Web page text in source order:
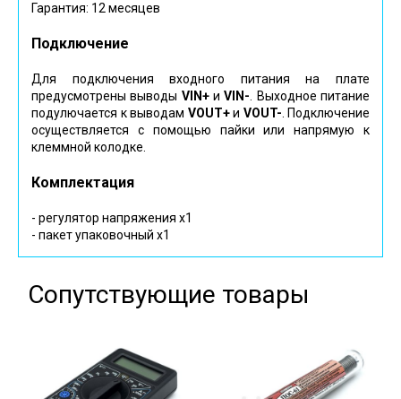
Гарантия: 12 месяцев
Подключение
Для подключения входного питания на плате
предусмотрены выводы VIN+иV IN-. Выходное питание
подулючается к выводам VOUT+и VOUT-. Подключение
осуществляется с помощью пайки или напрямую к
клеммной колодке.
Комплектация
- регулятор напряжения х1
- пакет упаковочный х1
Сопутствующие товары